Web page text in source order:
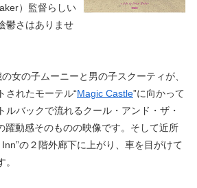
）監督らしい
鬱さはありませ
女の子ムーニーと男の子スクーティが、
されたモーテル“Magic Castle”に向かって
ルバックで流れるクール・アンド・ザ・
躍動感そのものの映像です。そして近所
の２階外廊下に上がり、車を目がけて